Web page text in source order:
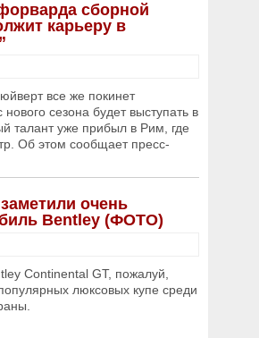
сборной
карьеру в
все же покинет
сезона будет выступать в
талант уже прибыл в Рим, где
Об этом сообщает пресс-
очень
Bentley (ФОТО)
Continental GT, пожалуй,
люксовых купе среди